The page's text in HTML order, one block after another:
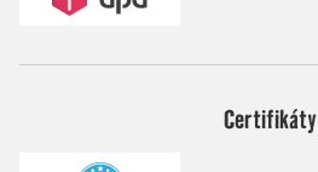
Certifikáty